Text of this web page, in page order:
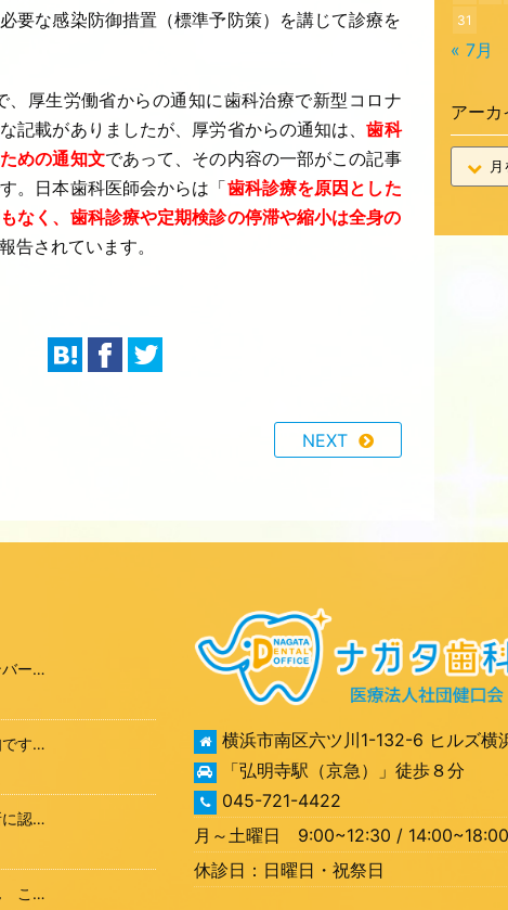
要な感染防御措置（標準予防策）を講じて診療を
、厚生労働省からの通知に歯科治療で新型コロナ
記載がありましたが、厚労省からの通知は、歯科
めの通知文であって、その内容の一部がこの記事
。 日本歯科医師会からは「歯科診療を原因とした
なく、歯科診療や定期検診の停滞や縮小は全身の
告されています。
NEXT
31
« 7月
アーカ
バー…
です…
に認…
こ…
横浜市南区六ツ川1-132-6 ヒルズ横
「弘明寺駅（京急）」徒歩８分
045-721-4422
月～土曜日 9:00~12:30 / 14:00~18:00
休診日：日曜日・祝祭日